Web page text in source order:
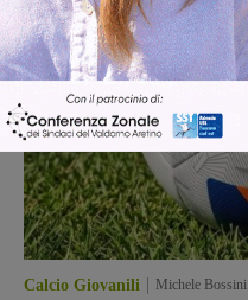
Calcio Giovanili Michele Bossini